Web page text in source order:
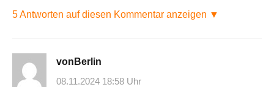
5 Antworten auf diesen Kommentar anzeigen ▼
vonBerlin
08.11.2024 18:58 Uhr